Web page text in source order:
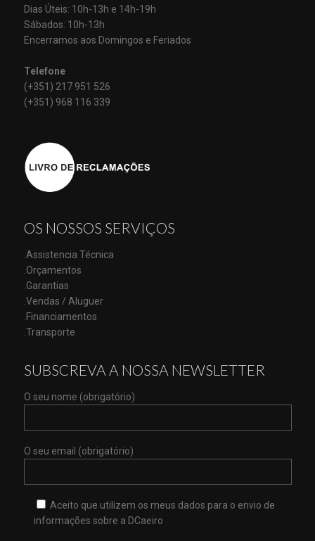
Dias Úteis: 10h-13h e 14h-19h
Sábados: 10h-13h
Encerramos aos Domingos e Feriados
Telefone
(+351) 217 951 526
(+351) 968 116 339
OS NOSSOS SERVIÇOS
.Assistencia Técnica
.Orçamentos
.Garantias
.Vendas / Aluguer
.Financiamentos
.Transporte
SUBSCREVA A NOSSA NEWSLETTER
O seu nome (obrigatório)
O seu email (obrigatório)
Aceito que utilizem os meus dados para o envio de
informações sobre a DCaeiro